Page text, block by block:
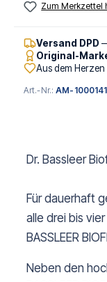
Zum Merkzettel
Versand DPD
Original-
Aus dem
Art.-Nr.:AM-
Dr. Bassleer
Für dauerhaft
alle drei bis
BASSLEER
Neben den